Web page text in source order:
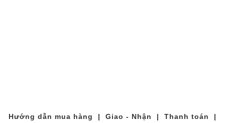
Hướng dẫn mua hàng | Giao - Nhận | Thanh toán |